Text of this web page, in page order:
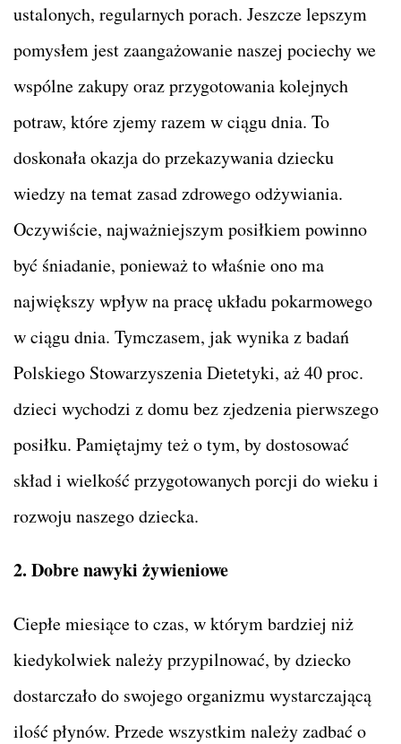
ustalonych, regularnych porach. Jeszcze lepszym
pomysłem jest zaangażowanie naszej pociechy we
wspólne zakupy oraz przygotowania kolejnych
potraw, które zjemy razem w ciągu dnia. To
doskonała okazja do przekazywania dziecku
wiedzy na temat zasad zdrowego odżywiania.
Oczywiście, najważniejszym posiłkiem powinno
być śniadanie, ponieważ to właśnie ono ma
największy wpływ na pracę układu pokarmowego
w ciągu dnia. Tymczasem, jak wynika z badań
Polskiego Stowarzyszenia Dietetyki, aż 40 proc.
dzieci wychodzi z domu bez zjedzenia pierwszego
posiłku. Pamiętajmy też o tym, by dostosować
skład i wielkość przygotowanych porcji do wieku i
rozwoju naszego dziecka.
2. Dobre nawyki żywieniowe
Ciepłe miesiące to czas, w którym bardziej niż
kiedykolwiek należy przypilnować, by dziecko
dostarczało do swojego organizmu wystarczającą
ilość płynów. Przede wszystkim należy zadbać o